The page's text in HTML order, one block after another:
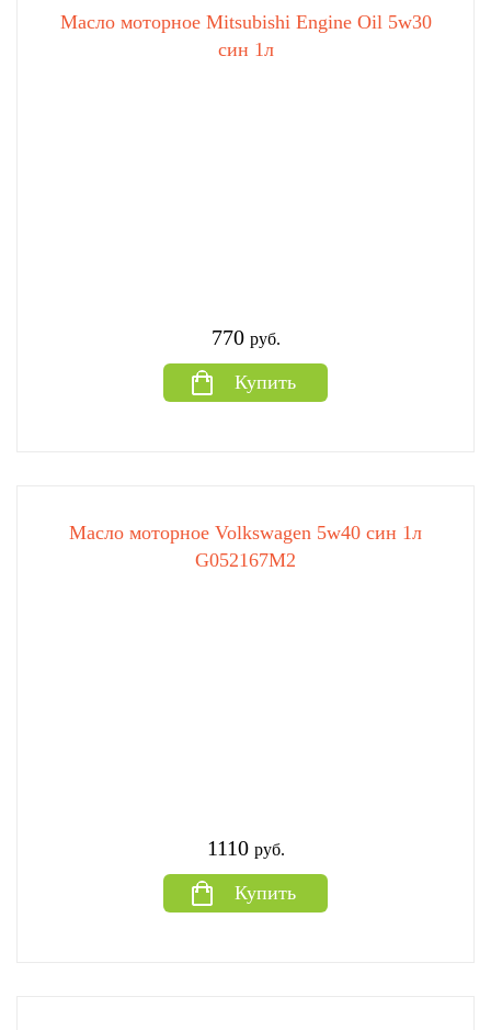
Масло моторное Mitsubishi Engine Oil 5w30
син 1л
770 руб.
Купить
Масло моторное Volkswagen 5w40 син 1л
G052167M2
1110 руб.
Купить